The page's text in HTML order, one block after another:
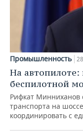
Промышленность
На автопилоте:
беспилотной
Рифкат Минниханов
транспорта на
координировать с